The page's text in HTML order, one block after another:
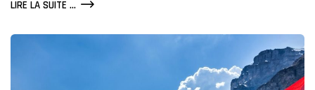
LIRE LA SUITE ...COMMENT
TECHNOLOGIE